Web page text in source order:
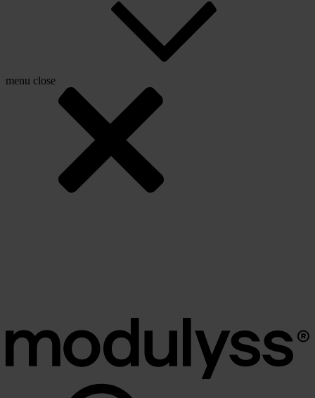
menu close